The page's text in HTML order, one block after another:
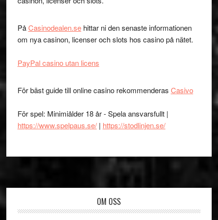
PåCasinodealen.sehittar ni den senaste informationen
om nya casinon, licenser och slots hos casino på nätet.
PayPal casino utan licens
För bäst guide till online casino rekommenderas Casivo
För spel: Minimiålder 18 år - Spela ansvarsfullt |
https://www.spelpaus.se/| https://stodlinjen.se/
OM OSS